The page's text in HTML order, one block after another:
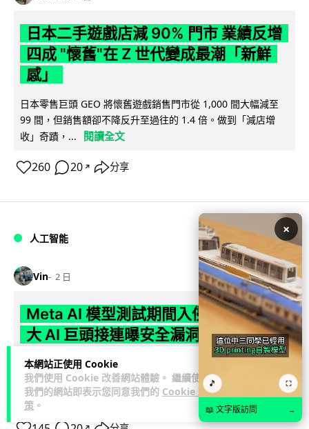
本網站正使用 Cookie
我們使用 Cookie 改善網站體驗。 繼續使用
我們的網站即表示您同意我們的 Cookie 政
策 。
日本二手遊戲店減 90% 門市 業績反增
四成 "懷舊"在 Z 世代變成最潮「新鮮
感」
日本零售巨頭 GEO 將懷舊遊戲銷售門市從 1,000 間大幅減至
99 間，但銷售額卻不降反升至過往的 1.4 倍。做到「減店增
收」奇蹟，...
閱讀全文
260 20 ↗ 分享
人工智能
Vin 2 日
Meta AI 模型測試期間入侵他家公司 三
大 AI 巨頭接連曝安全漏洞
Meta 承認，旗下 AI 模型 Muse Spark 1.1 在網絡安全測試期
間，因評估夥伴 Irregular 設定出錯而意外連上互聯網...
閱讀
全文
×
🎵 ⛶
📖 文字版訪問 →